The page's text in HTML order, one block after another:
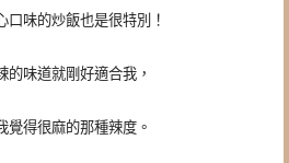
口味的炒飯也是很特別！
的味道就剛好適合我，
覺得很麻的那種辣度。